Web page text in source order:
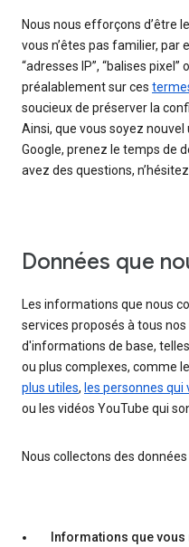
Nous nous efforçons d’être
vous n’êtes pas familier, par
“adresses IP”, “balises
préalablement sur ces
soucieux de préserver la
Ainsi, que vous soyez
Google, prenez le temps de
avez des questions,
Données que
Les informations que nous
services proposés à tous
d'informations de base,
ou plus complexes, comme
plus utiles, les personnes qui
ou les vidéos YouTube qui
Nous collectons des
Informations que